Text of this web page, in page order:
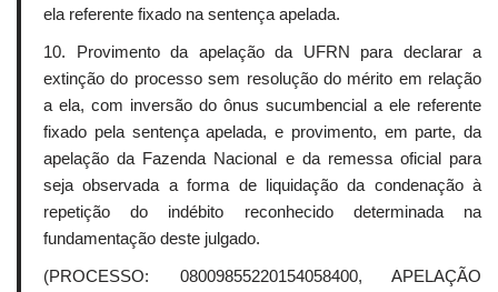
ela referente fixado na sentença apelada.
10. Provimento da apelação da UFRN para declarar a
extinção do processo sem resolução do mérito em relação
a ela, com inversão do ônus sucumbencial a ele referente
fixado pela sentença apelada, e provimento, em parte, da
apelação da Fazenda Nacional e da remessa oficial para
seja observada a forma de liquidação da condenação à
repetição do indébito reconhecido determinada na
fundamentação deste julgado.
(PROCESSO: 08009855220154058400, APELAÇÃO